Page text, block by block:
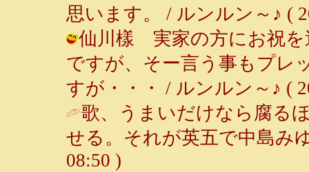
思います。 / ルンルン～♪ (
仙川樣 実家の方にお祝を
ですが、そー言う事もプレ
すが・・・ / ルンルン～♪ (
歌、うまいだけなら腐る
せる。それが英五で中島み
08:50 )